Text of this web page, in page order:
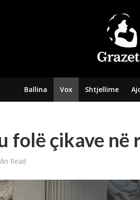
Ballina Vox Shtjellime
folë çikave në
Read